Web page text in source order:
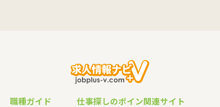
職種ガイド
仕事探しのポイン関連サイト